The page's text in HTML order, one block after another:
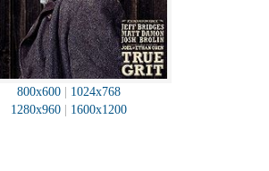
800x600
1024x768
1280x960
1600x1200